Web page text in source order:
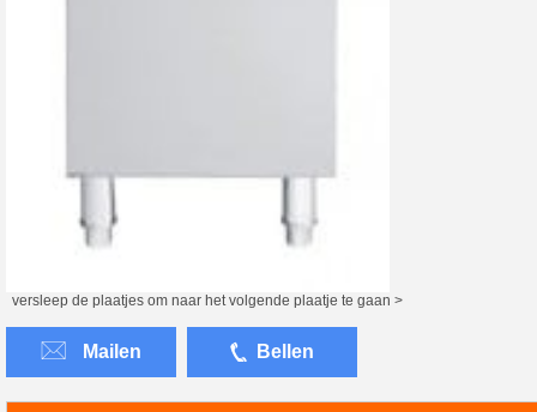
versleep de plaatjes om naar het volgende plaatje te gaan >
Mailen Bellen